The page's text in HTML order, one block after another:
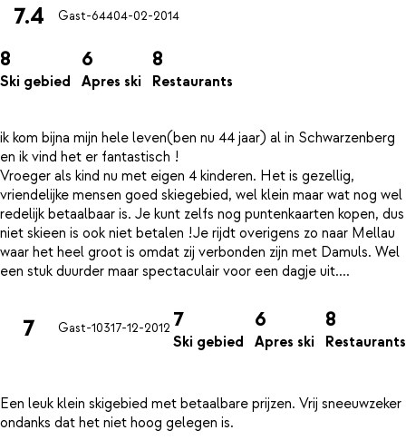
7.4 Gast-64404-02-2014
8
Ski gebied
6
Apres ski
8
Restaurants
ik kom bijna mijn hele leven(ben nu 44 jaar) al in Schwarzenberg
en ik vind het er fantastisch !
Vroeger als kind nu met eigen 4 kinderen. Het is gezellig,
vriendelijke mensen goed skiegebied, wel klein maar wat nog wel
redelijk betaalbaar is. Je kunt zelfs nog puntenkaarten kopen, dus
niet skieen is ook niet betalen !Je rijdt overigens zo naar Mellau
waar het heel groot is omdat zij verbonden zijn met Damuls. Wel
7 Gast-10317-12-2012 7
Ski gebied
6
Apres ski
8
Restaurants
Een leuk klein skigebied met betaalbare prijzen. Vrij sneeuwzeker